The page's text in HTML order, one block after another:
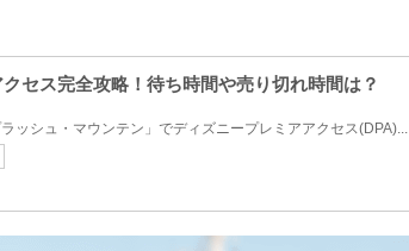
セス完全攻略！待ち時間や売り切れ時間は？
ッシュ・マウンテン」でディズニープレミアアクセス(DPA)...